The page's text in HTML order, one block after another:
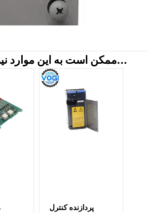
ممکن است به این موارد نیز علاقه‌مند باشید...
پردازنده کنترل